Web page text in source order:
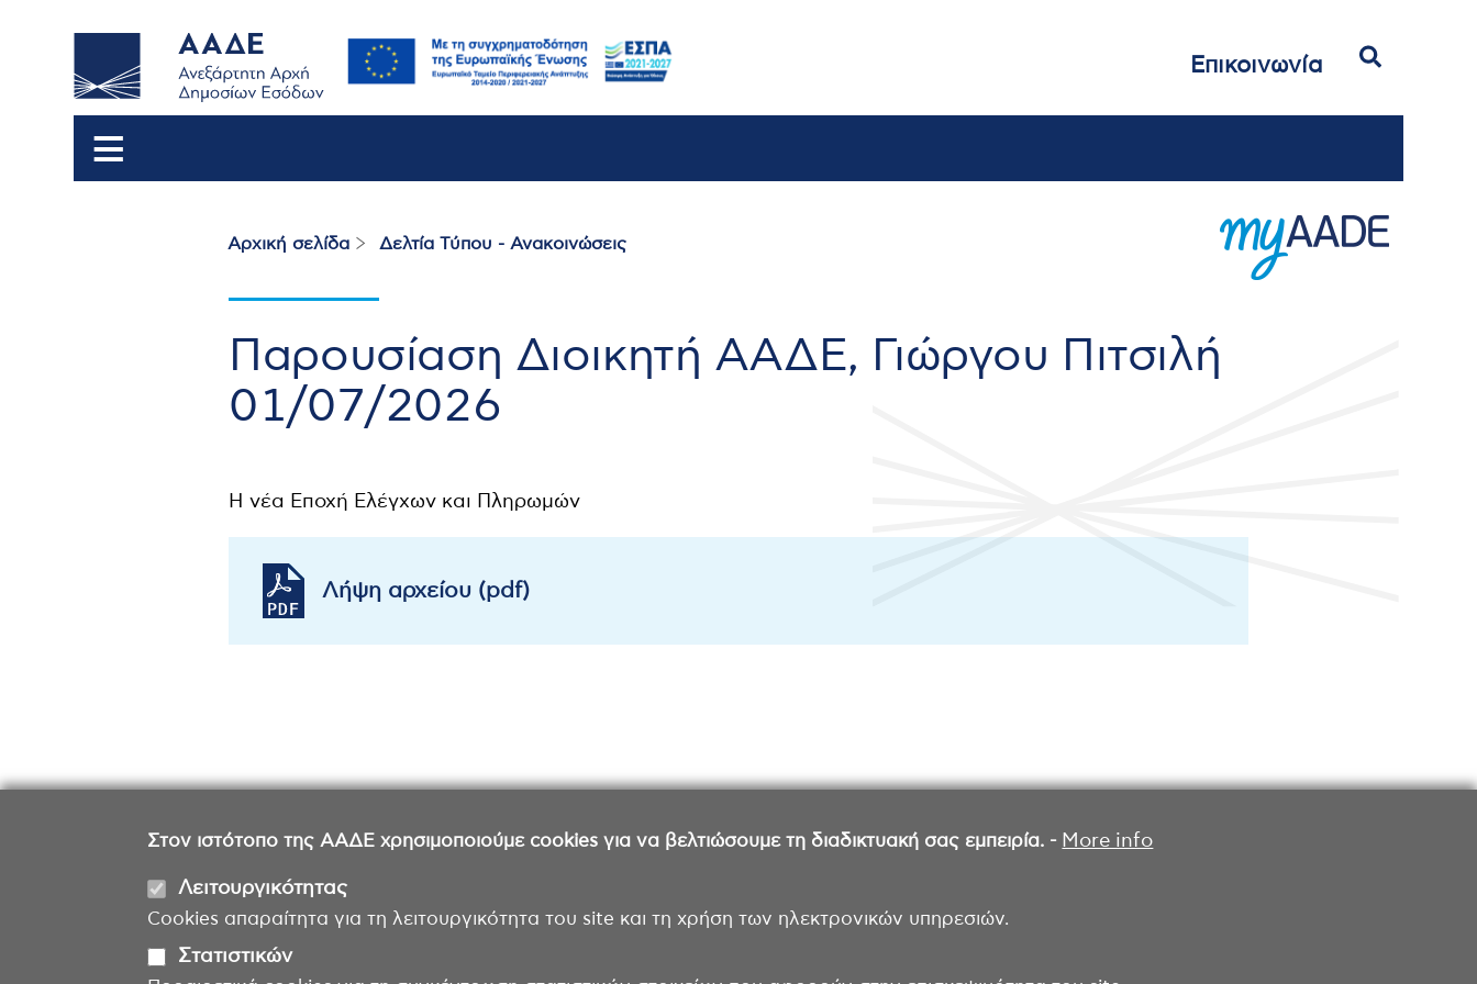
Στον ιστότοπο της ΑΑΔΕ χρησιμοποιούμε cookies για να βελτιώσουμε τη διαδικτυακή σας εμπειρία. - More info
Λειτουργικότητας
Cookies απαραίτητα για τη λειτουργικότητα του site και τη χρήση των ηλεκτρονικών υπηρεσιών.
Στατιστικών
Επικοινωνία
Breadcrumb
Αρχική σελίδα Δελτία Τύπου - Ανακοινώσεις
Παρουσίαση Διοικητή ΑΑΔΕ, Γιώργου Πιτσιλή
01/07/2026
Η νέα Εποχή Ελέγχων και Πληρωμών
Λήψη αρχείου (pdf)